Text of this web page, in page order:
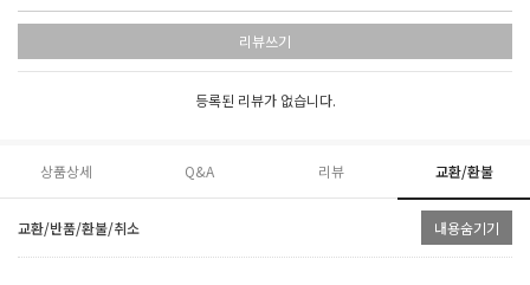
리뷰쓰기
등록된 리뷰가 없습니다.
상품상세 Q&A 리뷰 교환/환불
교환/반품/환불/취소 내용숨기기